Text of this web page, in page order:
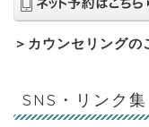
＞ カウンセリングの
SNS・リンク集